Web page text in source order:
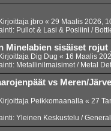
jbro « 29 Maalis 2026,
Pullot & Lasi & Posliini /
Minelabien sisäiset rojut
Dig Dug « 16 Maalis
Metallinilmaisimet / Metal
vs Meren/
Peikkomaanalla « 27
Yleinen Keskustelu /